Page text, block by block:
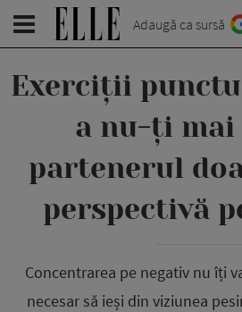
Adaugă ca sursă
Exerciții
a nu-ți mai
partenerul
perspectivă
Concentrarea pe negativ nu îți
necesar să ieși din viziunea